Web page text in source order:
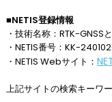
■NETIS登録情報
・技術名称：RTK-GNSS
・NETIS番号：KK-
・NETIS Webサイト：
上記サイトの検索キーワ